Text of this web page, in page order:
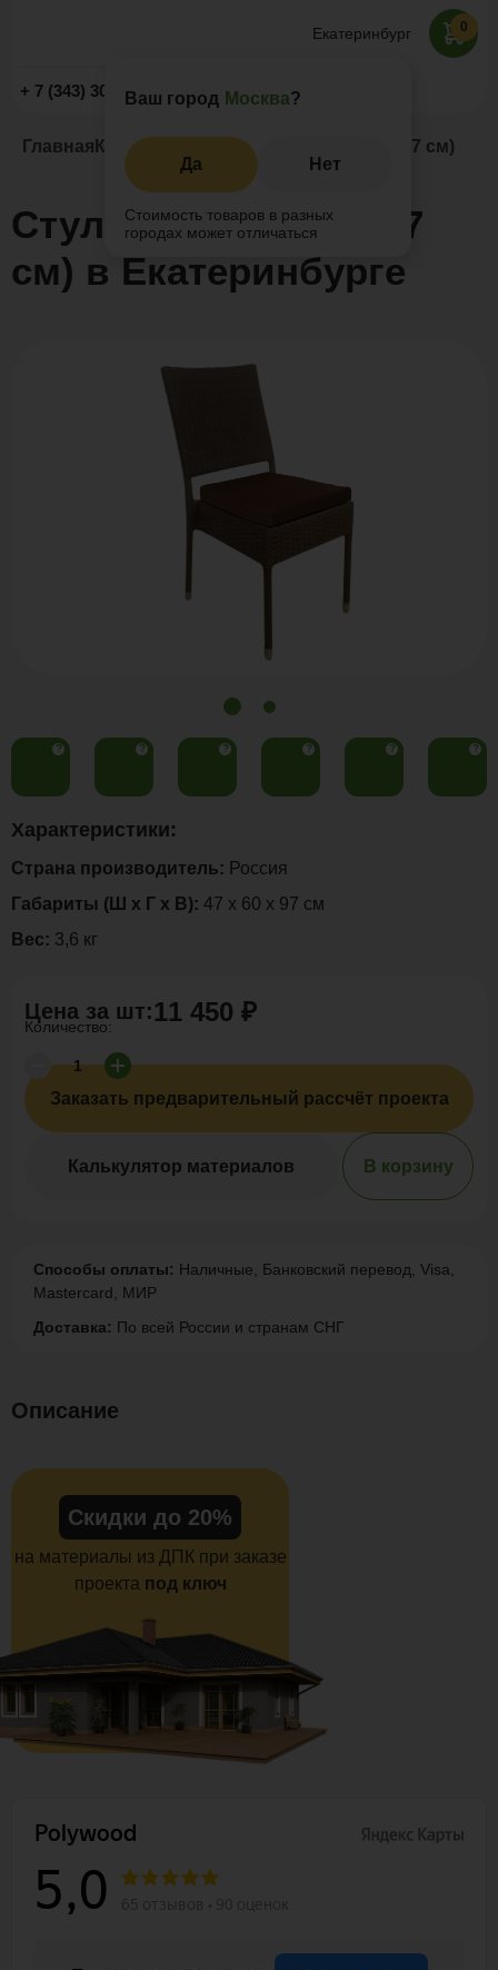
Екатеринбург
Ваш город Москва?
Да Нет
Стоимость товаров в разных
городах может отличаться
+ 7 (343) 302-20-52 Заказать звонок
0
Главная Каталог Стул PARIS (47х60х97 см)
Стул PARIS (47х60х97
см) в Екатеринбурге
? ? ? ? ? ?
Цена за шт:11 450 ₽
Количество:
Заказать предварительный рассчёт проекта
Калькулятор материалов В корзину
Способы оплаты: Наличные, Банковский перевод, Visa,
Mastercard, МИР
Доставка: По всей России и странам СНГ
Характеристики:
Страна производитель: Россия
Габариты (Ш х Г х В): 47 х 60 х 97 см
Вес: 3,6 кг
Описание
Скидки до 20%
на материалы из ДПК при заказе
проекта под ключ